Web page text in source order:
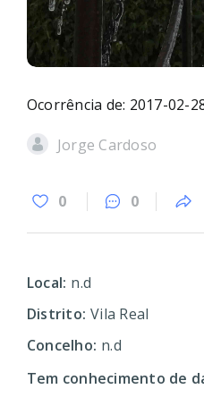
Ocorrência de: 2017-02-
Jorge Cardoso
0 0
Local: n.d
Distrito: Vila Real
Concelho: n.d
Tem conhecimento de